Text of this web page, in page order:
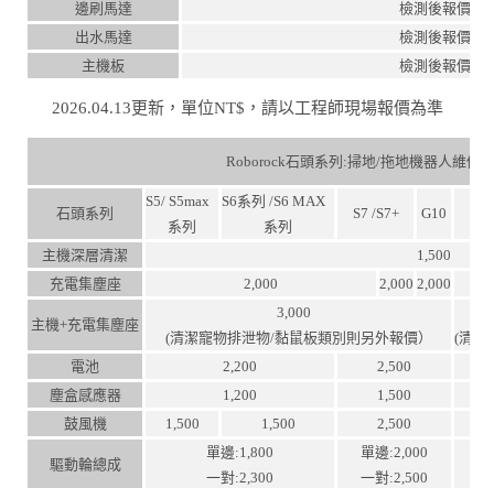
邊刷馬達
檢測後報價
出水馬達
檢測後報價
主機板
檢測後報價
2026.04.13更新，單位NT$，請以工程師現場報價為準
Roborock石頭系列:掃地/拖地機器人維修
石頭系列
S5/ S5max
系列
S6系列 /S6 MAX
系列
S7 /S7+ G10
主機深層清潔
1,500
充電集塵座
2,000 2,000 2,000
主機+充電集塵座
3,000
(清潔寵物排泄物/黏鼠板類別則另外報價）
(清潔
電池
2,200
2,500
塵盒感應器
1,200
1,500
鼓風機
1,500 1,500 2,500
驅動輪總成
單邊:1,800
一對:2,300
單邊:2,000
一對:2,500